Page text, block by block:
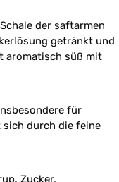
der saftarmen
getränkt und
aromatisch süß mit
für
durch die feine
Zucker,